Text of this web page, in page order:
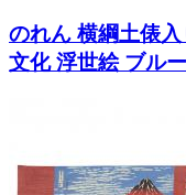
のれん 横綱土俵
文化 浮世絵 ブル